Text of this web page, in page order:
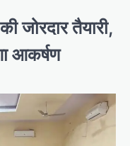
की जोरदार तैयारी,
आकर्षण